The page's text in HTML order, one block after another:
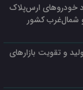
خودروهای ارس‌پلاک
شمال‌غرب کشور
و تقویت بازارهای